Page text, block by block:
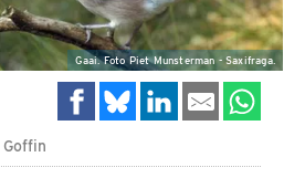
Gaai. Foto Piet Munsterman - Saxifraga.